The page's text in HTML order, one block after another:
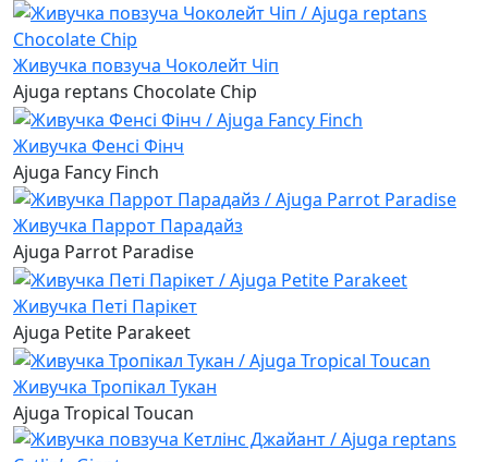
Живучка повзуча Чоколейт Чіп
Ajuga reptans Chocolate Chip
Живучка Фенсі Фінч
Ajuga Fancy Finch
Живучка Паррот Парадайз
Ajuga Parrot Paradise
Живучка Петі Парікет
Ajuga Petite Parakeet
Живучка Тропікал Тукан
Ajuga Tropical Toucan